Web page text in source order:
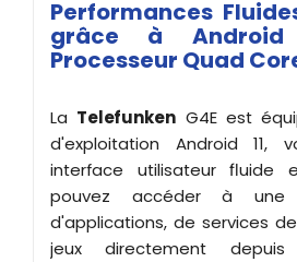
Performances
grâce à
Processeur Quad
La Telefunken G4E est
d'exploitation Android 11,
interface utilisateur fluide
pouvez accéder à une
d'applications, de services
jeux directement